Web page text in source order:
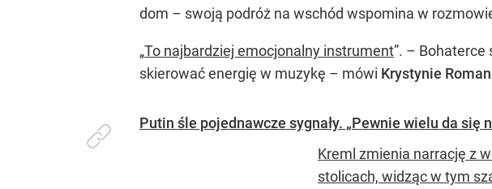
dom – swoją podróż na wschód wspomina w
„To najbardziej emocjonalny instrument”. – Bohaterce
skierować energię w muzykę – mówi Krystynie
Putin śle pojednawcze sygnały. „Pewnie wielu da się
Kreml zmienia narrację z
stolicach, widząc w tym